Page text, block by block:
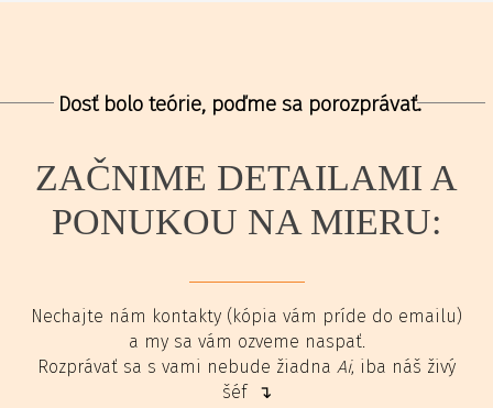
Dosť bolo teórie, poďme sa porozprávať.
ZAČNIME DETAILAMI A
PONUKOU NA MIERU:
Nechajte nám kontakty (kópia vám príde do emailu)
a my sa vám ozveme naspať.
Rozprávať sa s vami nebude žiadna Ai, iba náš živý
šéf ↴